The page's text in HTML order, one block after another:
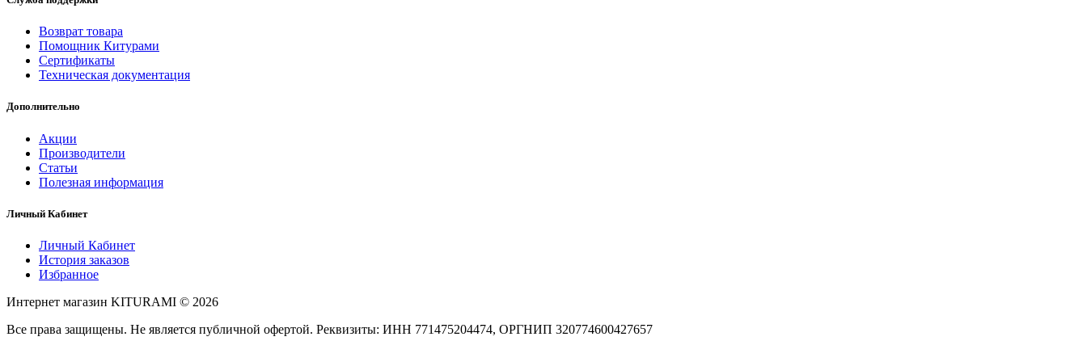
Возврат товара
Помощник Китурами
Сертификаты
Техническая документация
Дополнительно
Акции
Производители
Статьи
Полезная информация
Личный Кабинет
Личный Кабинет
История заказов
Избранное
Интернет магазин KITURAMI © 2026
Все права защищены. Не является публичной офертой. Реквизиты: ИНН 771475204474, ОРГНИП 320774600427657